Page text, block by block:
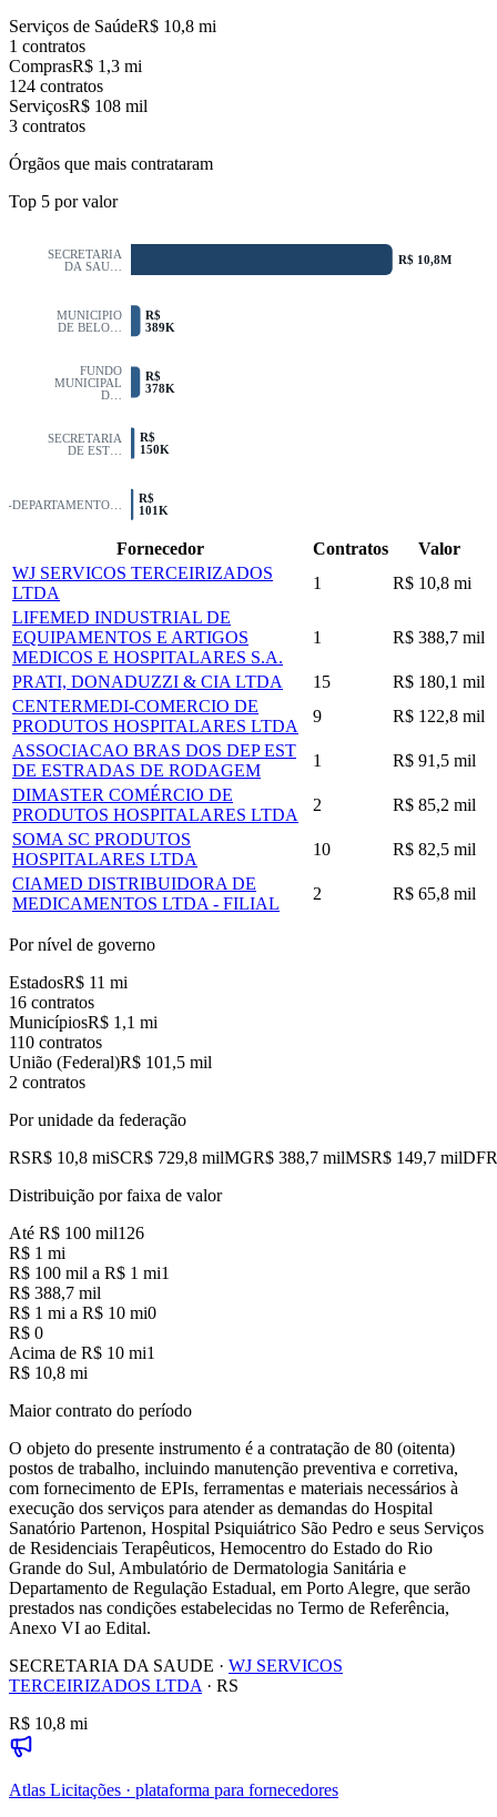
Serviços de SaúdeR$ 10,8 mi
1 contratos
ComprasR$ 1,3 mi
124 contratos
ServiçosR$ 108 mil
3 contratos
Órgãos que mais contrataram
Top 5 por valor
SECRETARIA
DA SAU…
MUNICIPIO
DE BELO…
FUNDO
MUNICIPAL
D…
SECRETARIA
DE EST…
DEPARTAMENTO…
R$ 10,8M
R$
389K
R$
378K
R$
150K
R$
101K
Fornecedor Contratos
Valor
WJ SERVICOS TERCEIRIZADOS
LTDA
1
R$ 10,8 mi
LIFEMED INDUSTRIAL DE
EQUIPAMENTOS E ARTIGOS
MEDICOS E HOSPITALARES S.A.
1 R$ 388,7 mil
PRATI, DONADUZZI & CIA LTDA 15
R$ 180,1 mil
CENTERMEDI-COMERCIO DE
PRODUTOS HOSPITALARES LTDA
9
R$ 122,8 mil
ASSOCIACAO BRAS DOS DEP EST
DE ESTRADAS DE RODAGEM
1
R$ 91,5 mil
DIMASTER COMÉRCIO DE
PRODUTOS HOSPITALARES LTDA
2
R$ 85,2 mil
SOMA SC PRODUTOS
HOSPITALARES LTDA
10
R$ 82,5 mil
CIAMED DISTRIBUIDORA DE
MEDICAMENTOS LTDA - FILIAL
2 R$ 65,8 mil
Por nível de governo
EstadosR$ 11 mi
16 contratos
MunicípiosR$ 1,1 mi
110 contratos
União (Federal)R$ 101,5 mil
2 contratos
Por unidade da federação
RSR$ 10,8 miSCR$ 729,8 milMGR$ 388,7 milMSR$ 149,7 milDF
Distribuição por faixa de valor
Até R$ 100 mil126
R$ 1 mi
R$ 100 mil a R$ 1 mi1
R$ 388,7 mil
R$ 1 mi a R$ 10 mi0
R$ 0
Acima de R$ 10 mi1
R$ 10,8 mi
Maior contrato do período
O objeto do presente instrumento é a contratação de 80 (oitenta)
postos de trabalho, incluindo manutenção preventiva e corretiva,
com fornecimento de EPIs, ferramentas e materiais necessários à
execução dos serviços para atender as demandas do Hospital
Sanatório Partenon, Hospital Psiquiátrico São Pedro e seus Serviços
de Residenciais Terapêuticos, Hemocentro do Estado do Rio
Grande do Sul, Ambulatório de Dermatologia Sanitária e
Departamento de Regulação Estadual, em Porto Alegre, que serão
prestados nas condições estabelecidas no Termo de Referência,
Anexo VI ao Edital.
SECRETARIA DA SAUDE · WJ SERVICOS
TERCEIRIZADOS LTDA · RS
R$ 10,8 mi
Atlas Licitações · plataforma para fornecedores